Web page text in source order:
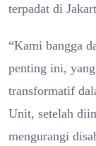
terpadat di
“Kami bangga
penting ini,
transformatif
Unit, setelah
mengurangi